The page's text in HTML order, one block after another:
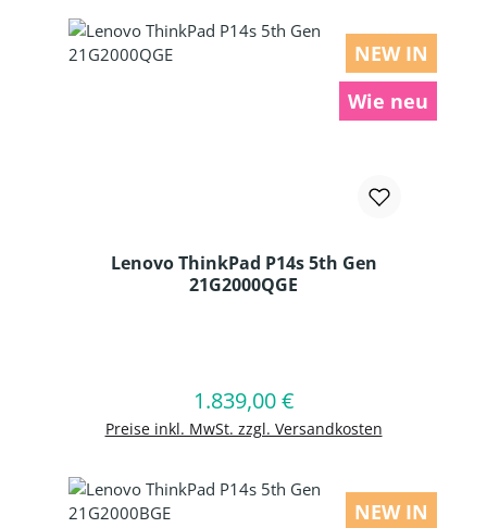
NEW IN
Wie neu
Lenovo ThinkPad P14s 5th Gen
21G2000QGE
Regulärer Preis:
1.839,00 €
Preise inkl. MwSt. zzgl. Versandkosten
In den Warenkorb
NEW IN